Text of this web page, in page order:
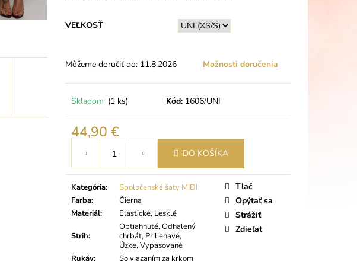
VEĽKOSŤ
Môžeme doručiť do: 11.8.2026 Možnosti doručenia
Skladom (1 ks) Kód: 1606/UNI
44,90 €
cena:
DO KOŠÍKA
Kategória:
Spoločenské šaty MIDI
Farba:
Čierna
Materiál: Elastické, Lesklé
Strih:
Obtiahnuté, Odhalený
chrbát, Priliehavé,
Úzke, Vypasované
Rukáv:
So viazaním za krkom
Tlač
Opýtať sa
Strážiť
Zdieľať